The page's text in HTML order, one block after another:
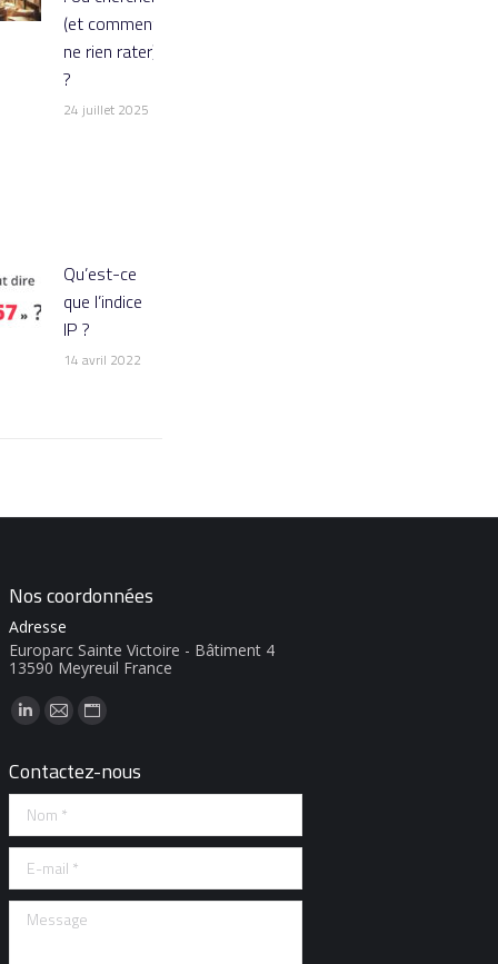
(et comment
ne rien rater)
?
24 juillet 2025
Qu’est-ce
que l’indice
IP ?
14 avril 2022
Nos coordonnées
Adresse
Europarc Sainte Victoire - Bâtiment 4
13590 Meyreuil France
Trouvez nous sur :
LinkedIn
opens
in
new
window
E-
page
opens
in
new
window
Site
page
in
window
Contactez-nous
Nom *
E-mail *
Message